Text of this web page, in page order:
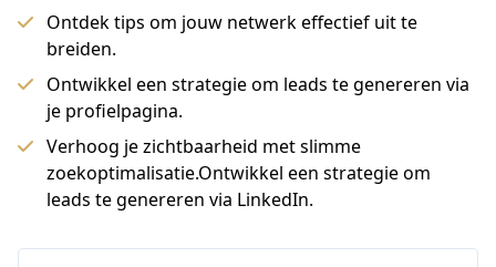
Ontdek tips om jouw netwerk effectief uit te
breiden.
Ontwikkel een strategie om leads te genereren via
je profielpagina.
Verhoog je zichtbaarheid met slimme
zoekoptimalisatie.Ontwikkel een strategie om
leads te genereren via LinkedIn.